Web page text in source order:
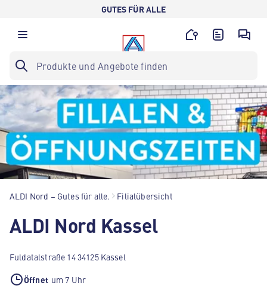
GUTES FÜR ALLE
ALDI Nord – Gutes für alle. Filialübersicht
ALDI Nord Kassel
Fuldatalstraße 14 34125 Kassel
Öffnet um 7 Uhr